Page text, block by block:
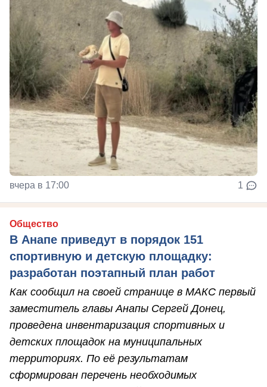
вчера в 17:00 1
Общество
В Анапе приведут в порядок 151
спортивную и детскую площадку:
разработан поэтапный план работ
Как сообщил на своей странице в МАКС первый
заместитель главы Анапы Сергей Донец,
проведена инвентаризация спортивных и
детских площадок на муниципальных
территориях. По её результатам
сформирован перечень необходимых